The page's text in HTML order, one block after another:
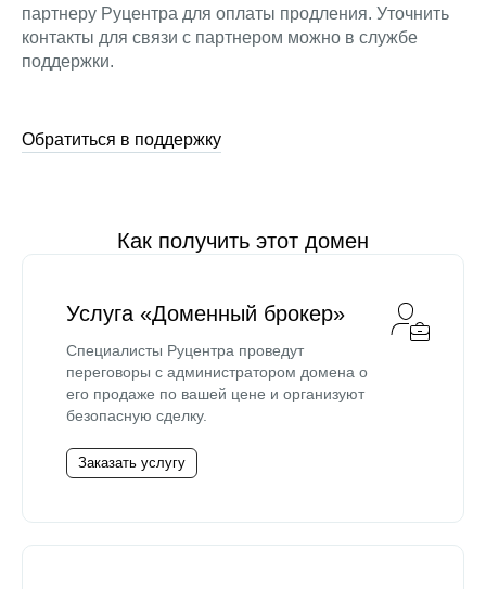
партнеру Руцентра для оплаты продления. Уточнить
контакты для связи с партнером можно в службе
поддержки.
Обратиться в поддержку
Как получить этот домен
Услуга «Доменный брокер»
Специалисты Руцентра проведут
переговоры с администратором домена о
его продаже по вашей цене и организуют
безопасную сделку.
Заказать услугу